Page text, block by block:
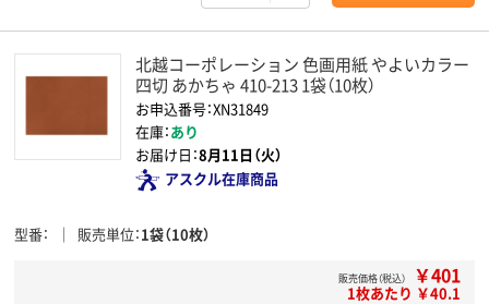
北越コーポレーション 色画用紙 やよいカラー
四切 あかちゃ 410-213 1袋（10枚）
お申込番号：XN31849
在庫：あり
お届け日：8月11日（火）
アスクル在庫商品
型番 販売単位 1袋（10枚）
販売価格（税込） ￥401
1枚あたり ￥40.1